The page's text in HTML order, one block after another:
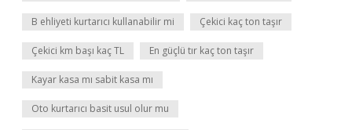
B ehliyeti kurtarıcı kullanabilir mi Çekici kaç ton taşır
Çekici km başı kaç TL En güçlü tır kaç ton taşır
Kayar kasa mı sabit kasa mı
Oto kurtarıcı basit usul olur mu